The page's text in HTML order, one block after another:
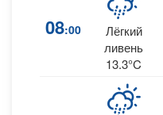
08:00
Лёгкий
ливень
13.3°C